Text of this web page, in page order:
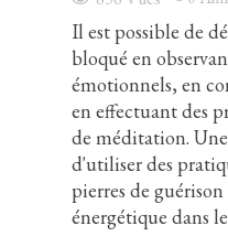
Il est possible de
bloqué en
émotionnels, en
en effectuant des
de méditation.
d'utiliser des
pierres de
énergétique dans